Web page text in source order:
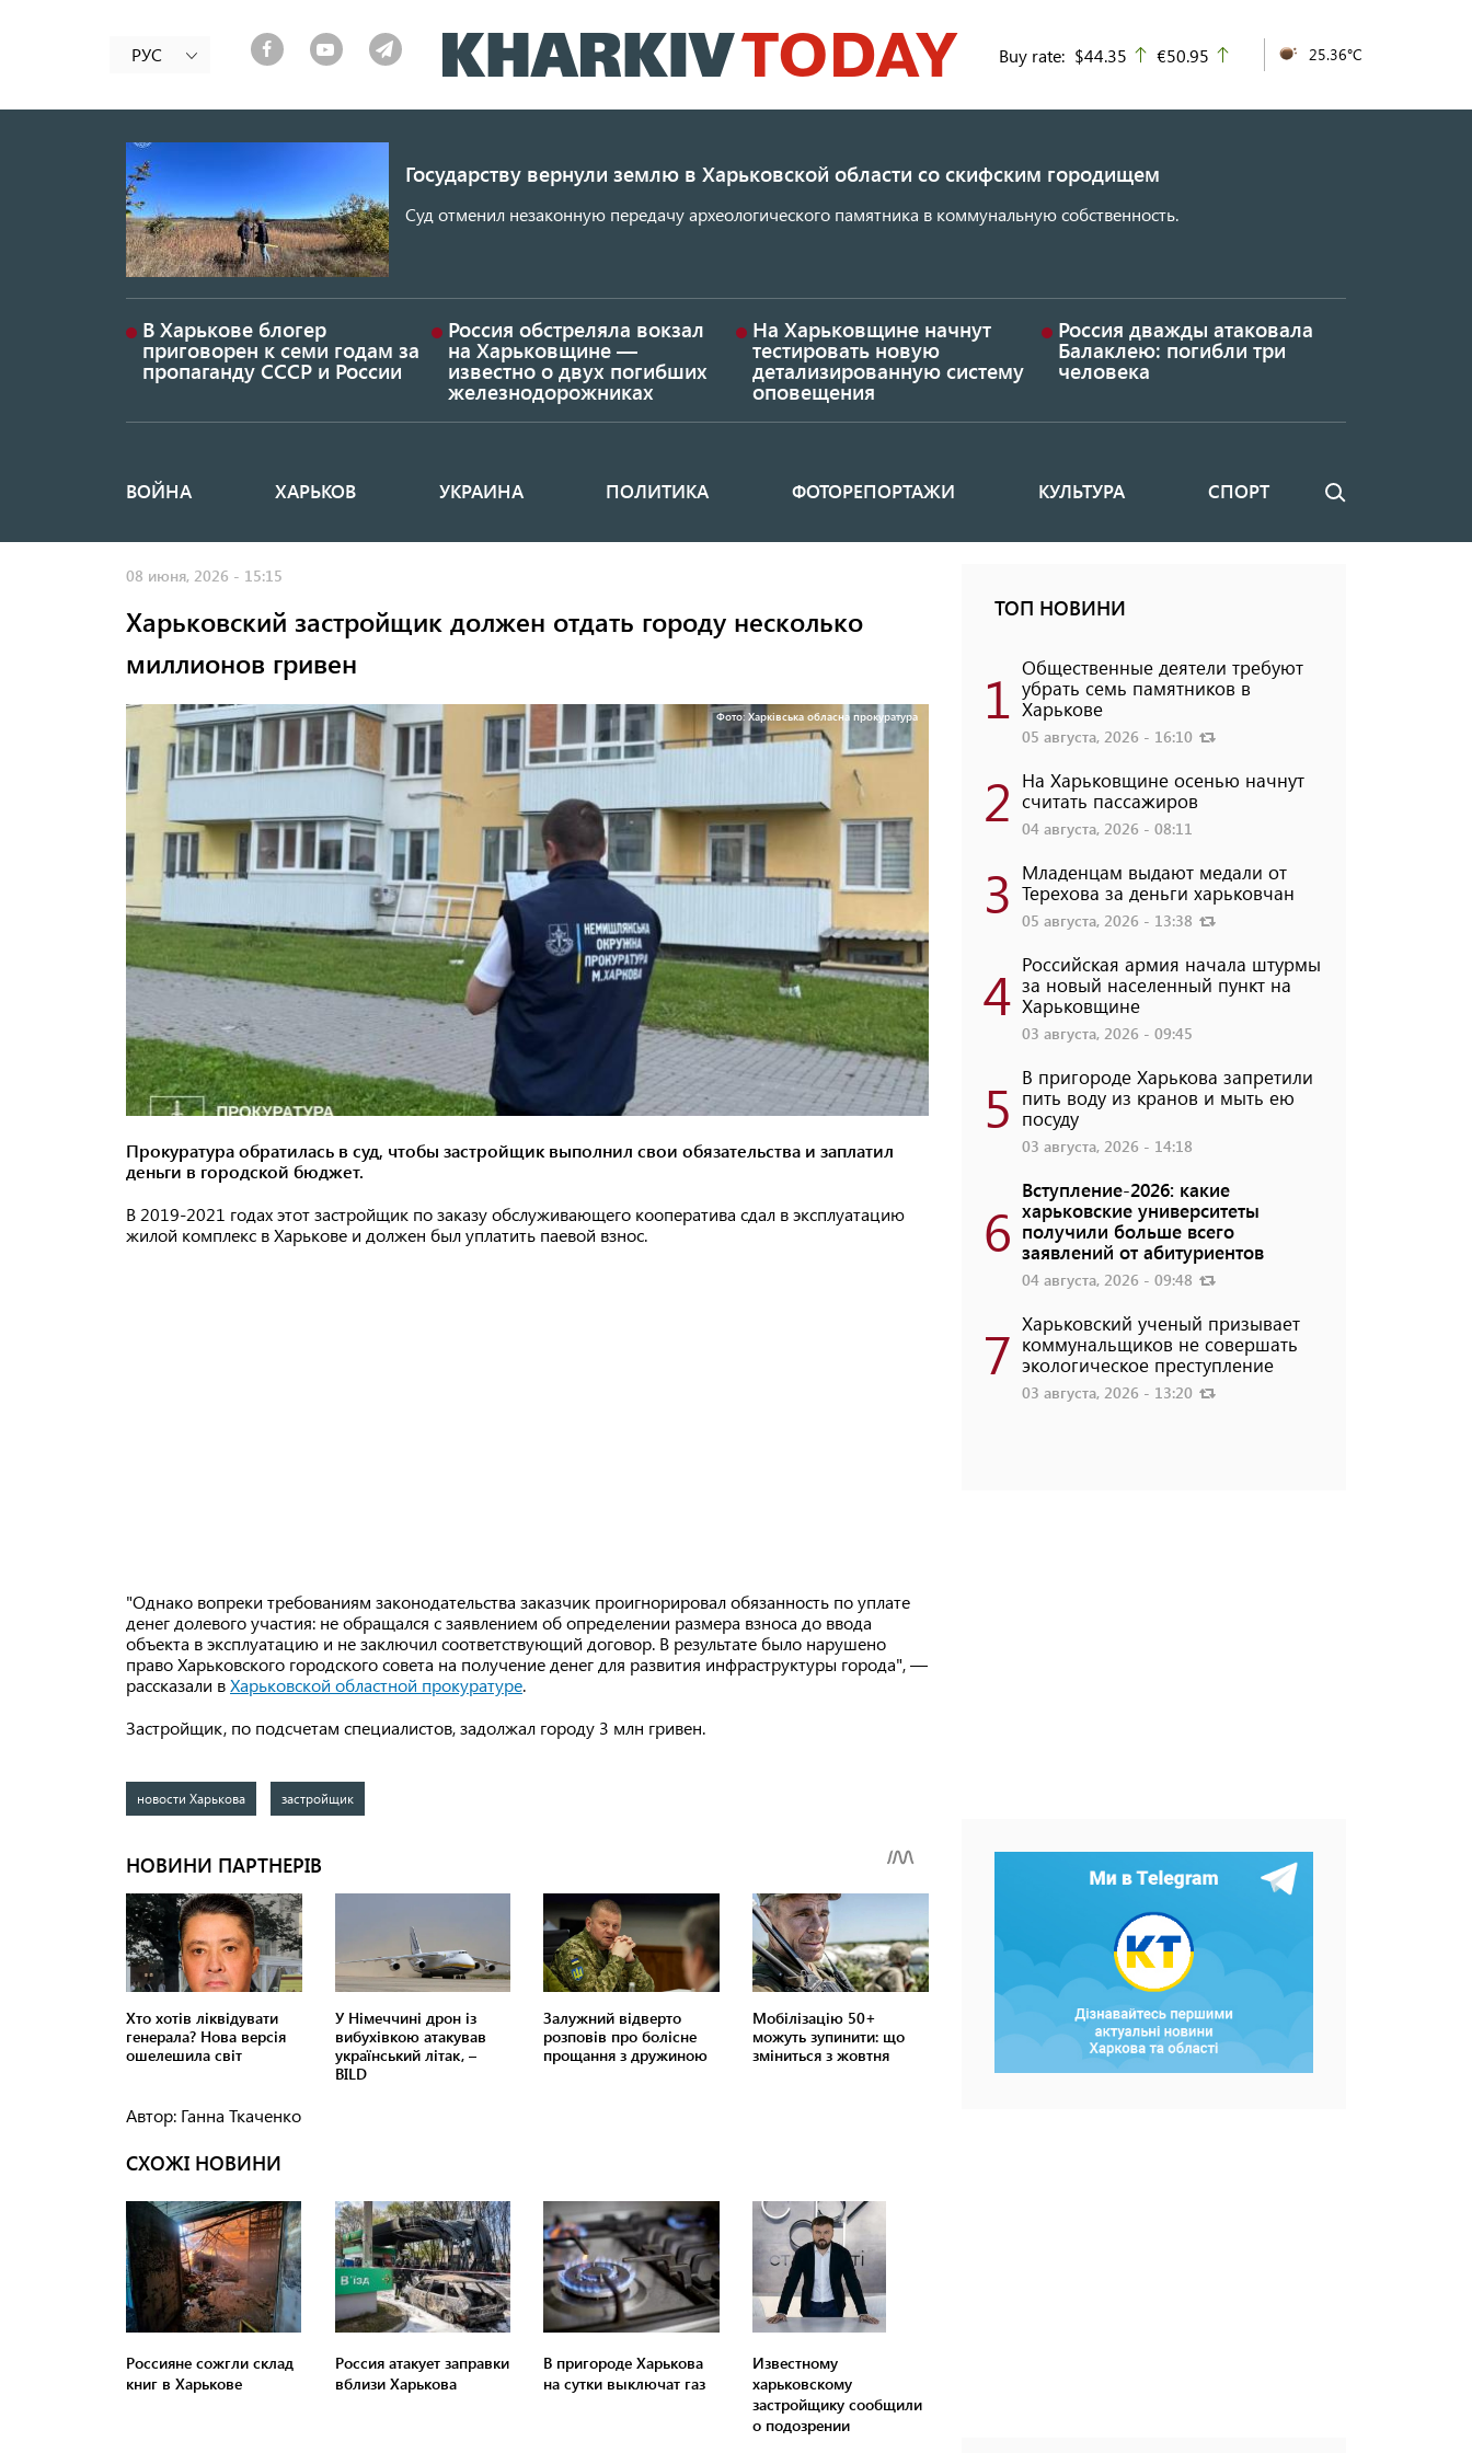
к
основному
РУС Buy rate: $44.35 up
€50.95 25.36°C
Государству вернули землю в Харьковской области со скифским городищем
Суд отменил незаконную передачу археологического памятника в коммунальную собственность.
В Харькове блогер
приговорен к семи годам за
пропаганду СССР и России
Россия обстреляла вокзал
на Харьковщине —
известно о двух погибших
железнодорожниках
На Харьковщине начнут
тестировать новую
детализированную систему
оповещения
Россия дважды атаковала
Балаклею: погибли три
человека
Основная
ВОЙНА ХАРЬКОВ УКРАИНА ПОЛИТИКА ФОТОРЕПОРТАЖИ КУЛЬТУРА СПОРТ Поиск
08 июня, 2026 - 15:15
Харьковский застройщик должен отдать городу несколько
миллионов гривен
Фото: Харківська обласна прокуратура
Прокуратура обратилась в суд, чтобы застройщик выполнил свои обязательства и заплатил
деньги в городской бюджет.
В 2019-2021 годах этот застройщик по заказу обслуживающего кооператива сдал в эксплуатацию
жилой комплекс в Харькове и должен был уплатить паевой взнос.
"Однако вопреки требованиям законодательства заказчик проигнорировал обязанность по уплате
денег долевого участия: не обращался с заявлением об определении размера взноса до ввода
объекта в эксплуатацию и не заключил соответствующий договор. В результате было нарушено
право Харьковского городского совета на получение денег для развития инфраструктуры города", —
рассказали вХарьковской областной прокуратуре.
Застройщик, по подсчетам специалистов, задолжал городу 3 млн гривен.
новости Харькова застройщик
Автор: Ганна Ткаченко
СХОЖІ НОВИНИ
Россияне сожгли склад
книг в Харькове
Россия атакует заправки
вблизи Харькова
В пригороде Харькова
на сутки выключат газ
Известному
харьковскому
застройщику сообщили
о подозрении
ТОП НОВИНИ
1 Общественные деятели требуют
убрать семь памятников в
Харькове
05 августа, 2026 - 16:10
2 На Харьковщине осенью начнут
считать пассажиров
04 августа, 2026 - 08:11
3 Младенцам выдают медали от
Терехова за деньги харьковчан
05 августа, 2026 - 13:38
4 Российская армия начала штурмы
за новый населенный пункт на
Харьковщине
03 августа, 2026 - 09:45
5 В пригороде Харькова запретили
пить воду из кранов и мыть ею
посуду
03 августа, 2026 - 14:18
6
Вступление-2026: какие
харьковские университеты
получили больше всего
заявлений от абитуриентов
04 августа, 2026 - 09:48
7 Харьковский ученый призывает
коммунальщиков не совершать
экологическое преступление
03 августа, 2026 - 13:20